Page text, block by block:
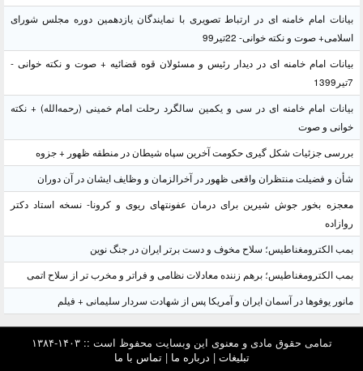
بیانات امام خامنه ای در ارتباط تصویری با نمایندگان یازدهمین دوره مجلس شورای
اسلامی+ صوت و نکته خوانی- 22تیر99
بیانات امام خامنه ای در دیدار رئیس و مسئولان قوه قضائیه + صوت و نکته خوانی -
7تیر1399
بیانات امام خامنه ای در سی و یکمین سالگرد رحلت امام خمینی (رحمه‌الله) + نکته
خوانی و صوت
بررسی جزئیات شکل گیری حکومت آخرین سپاه شیطان در منطقه ظهور + جزوه
شأن و فضیلت منتظران واقعی ظهور در آخرالزمان و وظایف ایشان در آن دوران
معجزه بخور جوش شیرین برای درمان عفونتهای ریوی و کرونا- نسخه استاد دکتر
روازاده
بمب الکترومغناطیس؛ سلاح مخوف و دست برتر ایران در جنگ نوین
بمب الکترومغناطیس؛ برهم زننده معادلات نظامی و فراتر و مخرب تر از سلاح اتمی
مانور یوفوها در آسمان ایران و آمریکا پس از شهادت سردار سلیمانی + فیلم
تمامی حقوق مادی و معنوی این وبسایت محفوظ است :: ۱۴۰۳-۱۳۸۴
تبلیغات | درباره ما |تماس با ما